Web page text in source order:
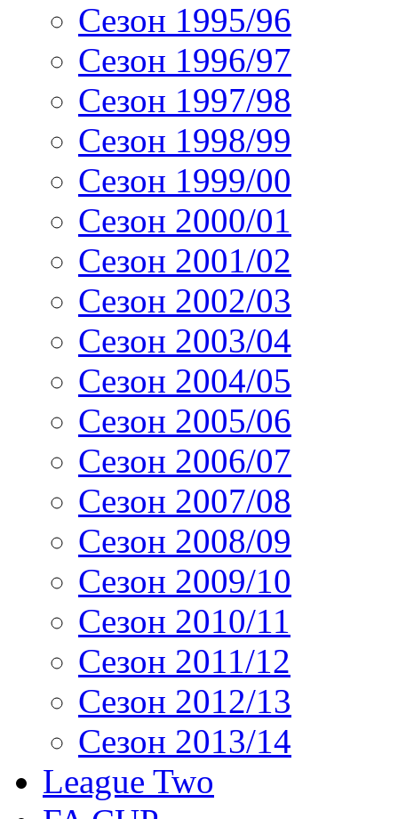
Сезон 1995/96
Сезон 1996/97
Сезон 1997/98
Сезон 1998/99
Сезон 1999/00
Сезон 2000/01
Сезон 2001/02
Сезон 2002/03
Сезон 2003/04
Сезон 2004/05
Сезон 2005/06
Сезон 2006/07
Сезон 2007/08
Сезон 2008/09
Сезон 2009/10
Сезон 2010/11
Сезон 2011/12
Сезон 2012/13
Сезон 2013/14
League Two